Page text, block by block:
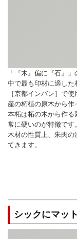
「『木』偏に『石』
中で最も印材に適した
［京都インバン］で
産の柘植の原木から作
本柘は柘の木から作
常に硬いのが特徴です。
木材の性質上、朱肉
てきます。
シックにマッ